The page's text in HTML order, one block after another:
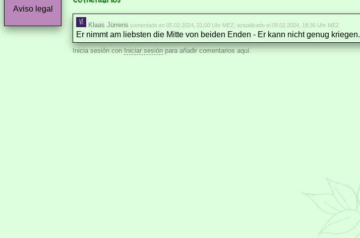
Aviso legal
Klaas Jürrens comentado en 05.02.2024, 21:00 Uhr MEZ; actualizado el 09.02.2024, 18:36 Uhr MEZ
Er nimmt am liebsten die Mitte von beiden Enden - Er kann nicht genug kriegen.
Inicia sesión conIniciar sesiónpara añadir comentarios aquí.